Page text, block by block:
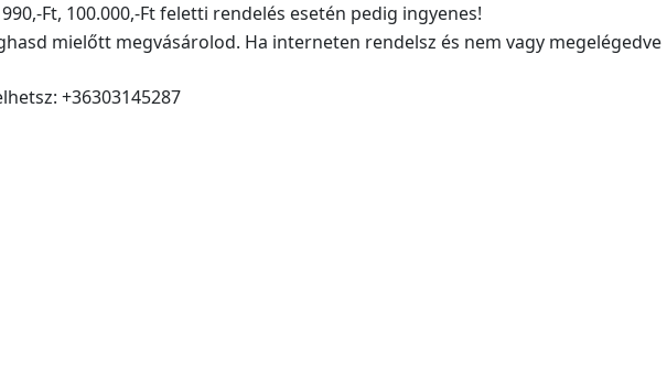
Ft, 100.000,-Ft feletti rendelés esetén pedig ingyenes!
mielőtt megvásárolod. Ha interneten rendelsz és nem vagy megelégedve
+36303145287